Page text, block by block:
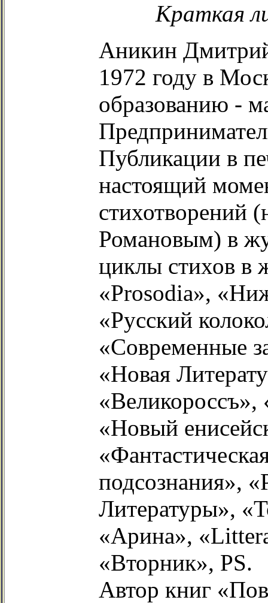
Краткая
Аникин
1972 году в
образованию -
Публикации в
настоящий
стихотворений
Романовым) в
циклы стихов в
«Prosodia»,
«Русский
«Современные
«Новая
«Новый
подсознания»,
Литературы»,
«Арина»,
«Вторник», PS.
Автор книг